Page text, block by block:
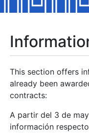
Show/Hide
Show/Hide
Show/Hide
This section offers
already been
contracts:
A partir del 3 de
información